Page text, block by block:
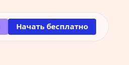
Начать бесплатно